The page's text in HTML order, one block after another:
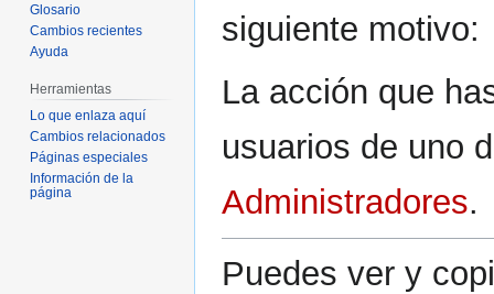
navegación
búsqueda
siguiente motivo:
La acción que
usuarios de uno
Administradores.
Puedes ver y
Glosario
Cambios recientes
Ayuda
Herramientas
Lo que enlaza aquí
Cambios relacionados
Páginas especiales
Información de la
página